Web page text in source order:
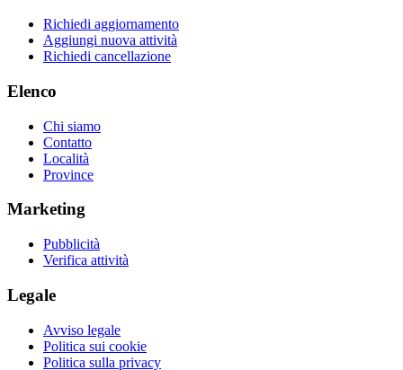
Richiedi aggiornamento
Aggiungi nuova attività
Richiedi cancellazione
Elenco
Chi siamo
Contatto
Località
Province
Marketing
Pubblicità
Verifica attività
Legale
Avviso legale
Politica sui cookie
Politica sulla privacy